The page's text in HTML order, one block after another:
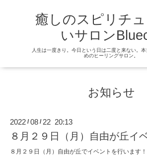
癒しのスピリチ
いサロン
人生は一度きり。今日という日は二度と来ない。
めのヒーリングサロン。
お知らせ
2022 /08 / 22 20:13
８月２９日（月）自由が丘イ
８月２９日（月）自由が丘でイベントを行います！